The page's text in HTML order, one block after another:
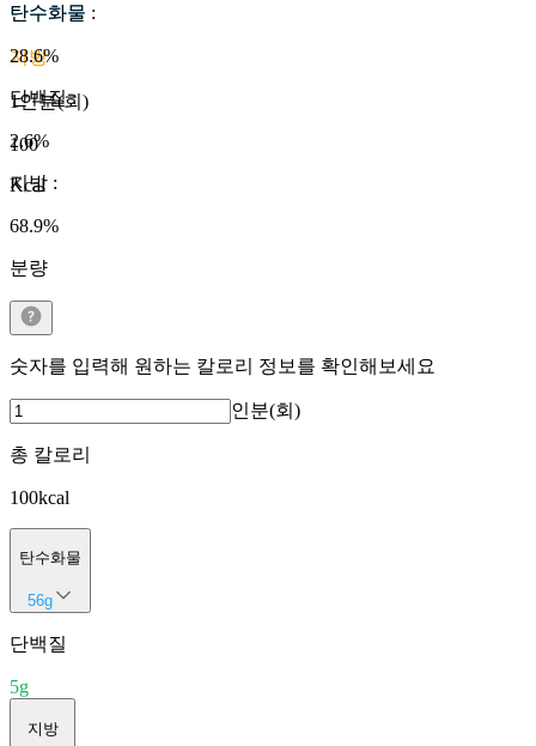
탄수화물
지방
1인분(회)
100
Kcal
탄수화물 :
28.6%
단백질:
2.6%
지방 :
68.9%
분량
숫자를 입력해 원하는 칼로리 정보를 확인해보세요
인분(회)
총 칼로리
100kcal
탄수화물
56g
단백질
5g
지방